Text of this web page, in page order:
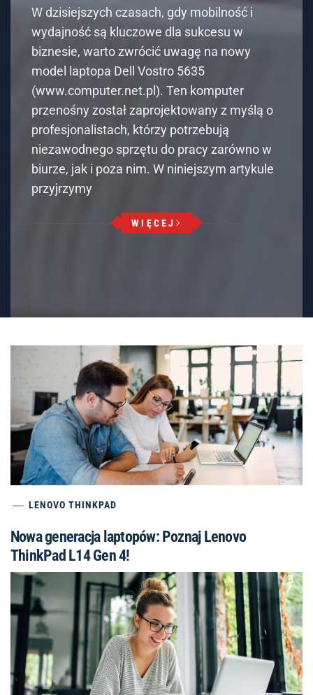
W dzisiejszych czasach, gdy mobilność i
wydajność są kluczowe dla sukcesu w
biznesie, warto zwrócić uwagę na nowy
model laptopa Dell Vostro 5635
(www.computer.net.pl). Ten komputer
przenośny został zaprojektowany z myślą o
profesjonalistach, którzy potrzebują
niezawodnego sprzętu do pracy zarówno w
biurze, jak i poza nim. W niniejszym artykule
przyjrzymy
WIĘCEJ
LENOVO THINKPAD
Nowa generacja laptopów: Poznaj Lenovo
ThinkPad L14 Gen 4!